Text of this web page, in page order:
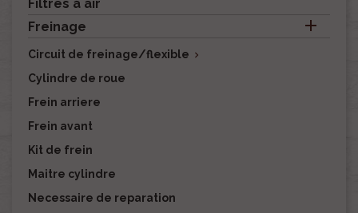
Filtres à air
Freinage

Circuit de freinage/flexible 
Cylindre de roue
Frein arriere
Frein avant
Kit de frein
Maitre cylindre
Necessaire de reparation